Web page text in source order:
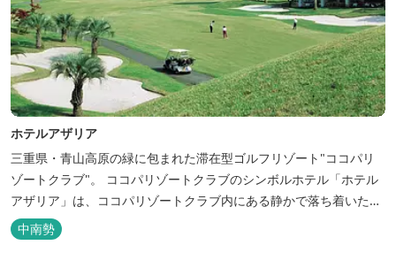
ホテルアザリア
三重県・青山高原の緑に包まれた滞在型ゴルフリゾート"ココパリ
ゾートクラブ"。 ココパリゾートクラブのシンボルホテル「ホテル
アザリア」は、ココパリゾートクラブ内にある静かで落ち着いた雰
囲気の宿泊施設です。 円筒形の特徴ある建物には、ツインや和洋室
など多彩な客室を備え、窓からはリゾートの美しい景色が広がりま
中南勢